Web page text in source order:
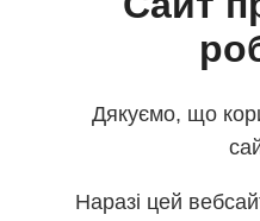
Дякуємо, що
Наразі цей